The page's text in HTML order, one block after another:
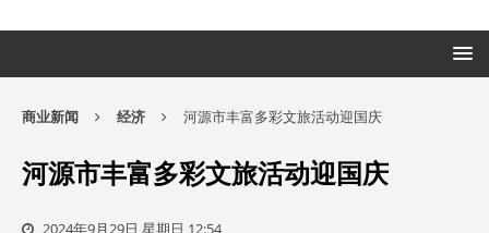
商业新闻 经济 河源市丰富多彩文旅活动迎国庆
河源市丰富多彩文旅活动迎国庆
2024年9月29日 星期日 12:54